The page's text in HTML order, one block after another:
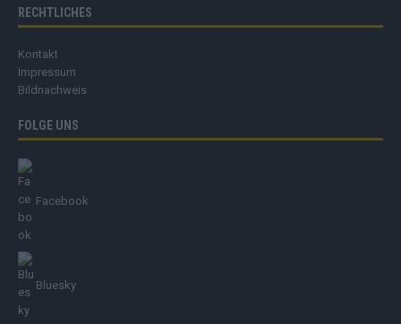
RECHTLICHES
Kontakt
Impressum
Bildnachweis
FOLGE UNS
Facebook
Bluesky